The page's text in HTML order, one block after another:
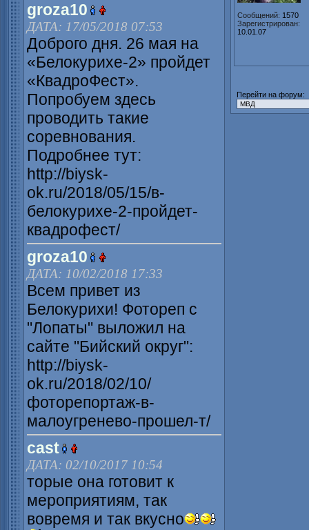
groza10
ДАТА: 17/05/2018 07:53
Доброго дня. 26 мая на
«Белокурихе-2» пройдет
«КвадроФест».
Попробуем здесь
проводить такие
соревнования.
Подробнее тут:
http://biysk-
ok.ru/2018/05/15/в-
белокурихе-2-пройдет-
квадрофест/
groza10
ДАТА: 10/02/2018 17:33
Всем привет из
Белокурихи! Фотореп с
"Лопаты" выложил на
сайте "Бийский округ":
http://biysk-
ok.ru/2018/02/10/
фоторепортаж-в-
малоугренево-прошел-т/
cast
ДАТА: 02/10/2017 10:54
торые она готовит к
мероприятиям, так
вовремя и так вкусно
Сообщений: 1570
Зарегистрирован:
10.01.07
Перейти на форум: